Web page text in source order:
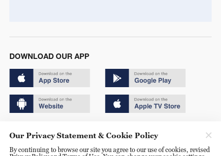
DOWNLOAD OUR APP
京ICP备20000184号
Our Privacy Statement & Cookie Policy
By continuing to browse our site you agree to our use of cookies, revised